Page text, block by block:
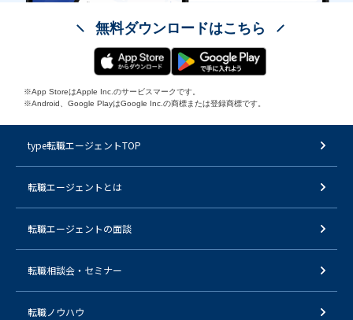
無料ダウンロードはこちら
※App StoreはApple Inc.のサービスマークです。
※Android、Google PlayはGoogle Inc.の商標または登録商標です。
type転職エージェントTOP
転職エージェントとは
転職エージェントの面談
転職相談会・セミナー
転職ノウハウ